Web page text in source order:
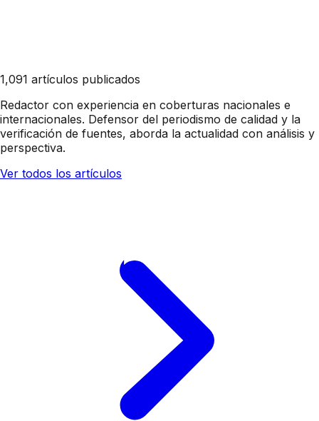
1,091 artículos publicados
Redactor con experiencia en coberturas nacionales e
internacionales. Defensor del periodismo de calidad y la
verificación de fuentes, aborda la actualidad con análisis y
perspectiva.
Ver todos los artículos